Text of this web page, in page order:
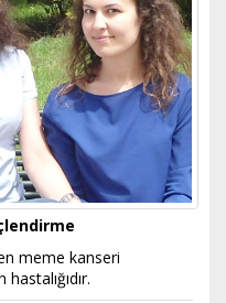
meme kanseri